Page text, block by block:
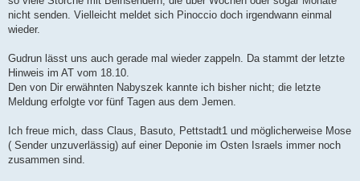
nicht senden. Vielleicht meldet sich Pinoccio doch irgendwann einmal
wieder.
Gudrun lässt uns auch gerade mal wieder zappeln. Da stammt der letzte
Hinweis im AT vom 18.10.
Den von Dir erwähnten Nabyszek kannte ich bisher nicht; die letzte
Meldung erfolgte vor fünf Tagen aus dem Jemen.
Ich freue mich, dass Claus, Basuto, Pettstadt1 und möglicherweise Mose
( Sender unzuverlässig) auf einer Deponie im Osten Israels immer noch
zusammen sind.